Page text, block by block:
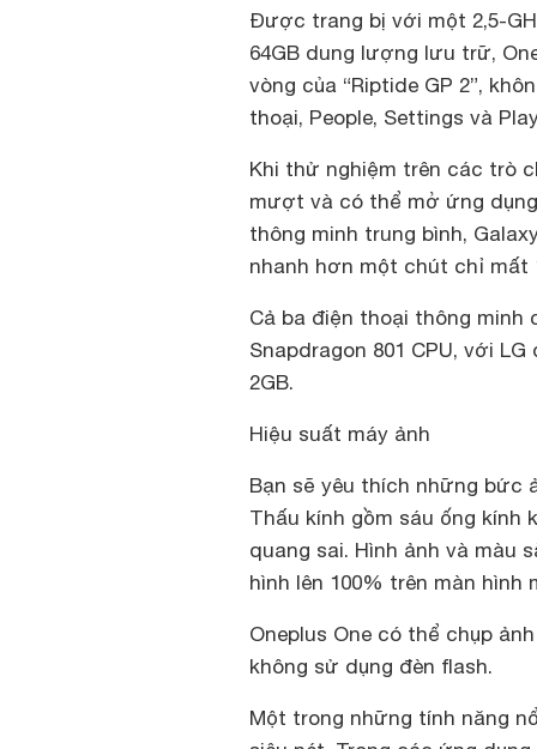
Được trang bị với một 2,5-
64GB dung lượng lưu trữ,
vòng của “Riptide GP 2”,
thoại, People, Settings và
Khi thử nghiệm trên các trò
mượt và có thể mở ứng
thông minh trung bình,
nhanh hơn một chút chỉ mất
Cả ba điện thoại thông
Snapdragon 801 CPU, với
2GB.
Hiệu suất máy ảnh
Bạn sẽ yêu thích những bức
Thấu kính gồm sáu ống kính
quang sai. Hình ảnh và màu
hình lên 100% trên màn hình
Oneplus One có thể chụp
không sử dụng đèn flash.
Một trong những tính năng